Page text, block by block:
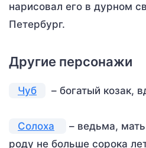
нарисовал его в дурном
Петербург.
Другие персонажи
Чуб – богатый козак,
Солоха
– ведьма,
роду не больше сорока